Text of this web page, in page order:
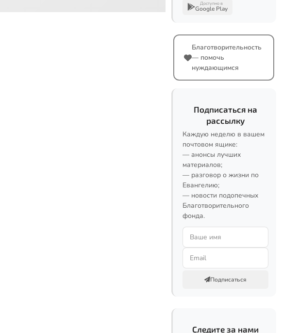
Доступно в
Google Play
Благотворительность
— помочь
нуждающимся
Подписаться на
рассылку
Каждую неделю в вашем
почтовом ящике:
— анонсы лучших
материалов;
— разговор о жизни по
Евангелию;
— новости подопечных
Благотворительного
фонда.
Подписаться
Следите за нами